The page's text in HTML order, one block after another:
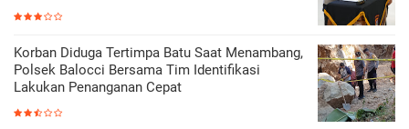
Korban Diduga Tertimpa Batu Saat Menambang,
Polsek Balocci Bersama Tim Identifikasi
Lakukan Penanganan Cepat